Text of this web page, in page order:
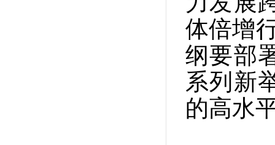
体倍增
纲要部
系列新
的高水